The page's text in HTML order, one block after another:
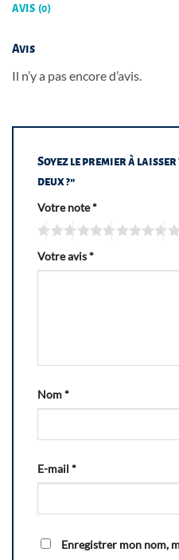
AVIS (0)
Avis
Il n’y a pas encore d’avis.
Soyez le premier à
deux ?”
Votre note*
Votre avis*
Nom*
E-mail *
Enregistrer mon nom,